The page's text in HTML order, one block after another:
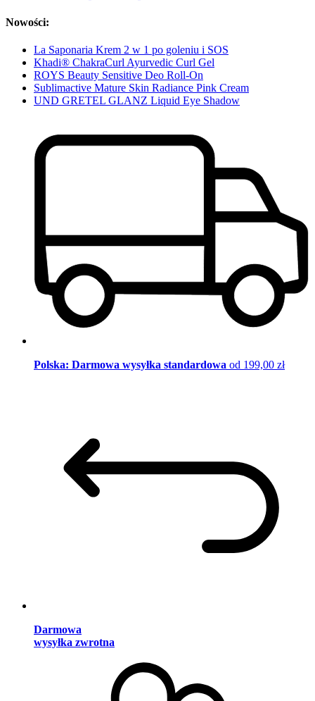
Nowości:
La Saponaria Krem 2 w 1 po goleniu i SOS
Khadi® ChakraCurl Ayurvedic Curl Gel
ROYS Beauty Sensitive Deo Roll-On
Sublimactive Mature Skin Radiance Pink Cream
UND GRETEL GLANZ Liquid Eye Shadow
Polska: Darmowa wysyłka standardowa od 199,00 zł
Darmowa
wysyłka zwrotna